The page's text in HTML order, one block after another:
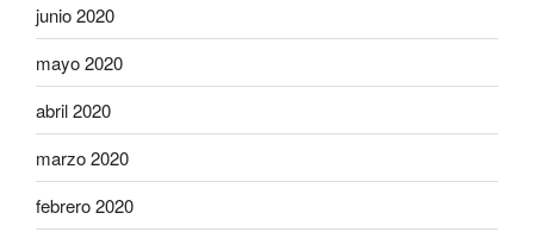
junio 2020
mayo 2020
abril 2020
marzo 2020
febrero 2020